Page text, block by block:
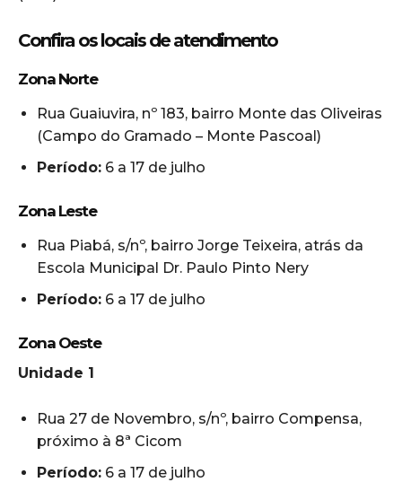
Confira os locais de atendimento
Zona Norte
Rua Guaiuvira, nº 183, bairro Monte das Oliveiras
(Campo do Gramado – Monte Pascoal)
Período: 6 a 17 de julho
Zona Leste
Rua Piabá, s/nº, bairro Jorge Teixeira, atrás da
Escola Municipal Dr. Paulo Pinto Nery
Período: 6 a 17 de julho
Zona Oeste
Unidade 1
Rua 27 de Novembro, s/nº, bairro Compensa,
próximo à 8ª Cicom
Período: 6 a 17 de julho